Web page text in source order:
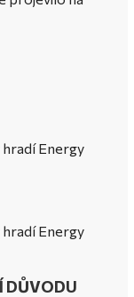
Energy
Energy
DŮVODU